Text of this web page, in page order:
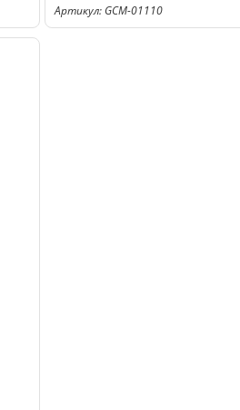
Артикул: GCM-01110